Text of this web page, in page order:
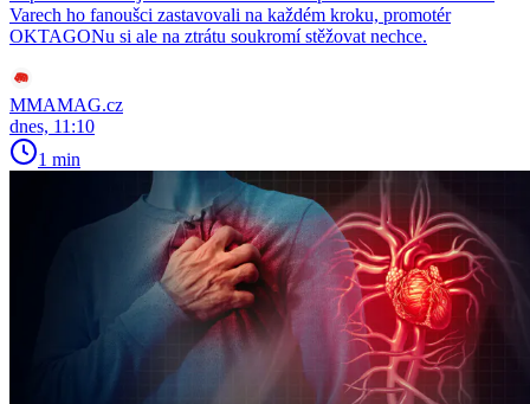
Varech ho fanoušci zastavovali na každém kroku, promotér
OKTAGONu si ale na ztrátu soukromí stěžovat nechce.
MMAMAG.cz
dnes, 11:10
1 min